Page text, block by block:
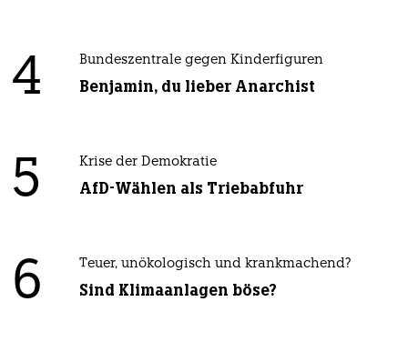
4 Bundeszentrale gegen Kinderfiguren
Benjamin, du lieber Anarchist
5 Krise der Demokratie
AfD-Wählen als Triebabfuhr
6 Teuer, unökologisch und krankmachend?
Sind Klimaanlagen böse?